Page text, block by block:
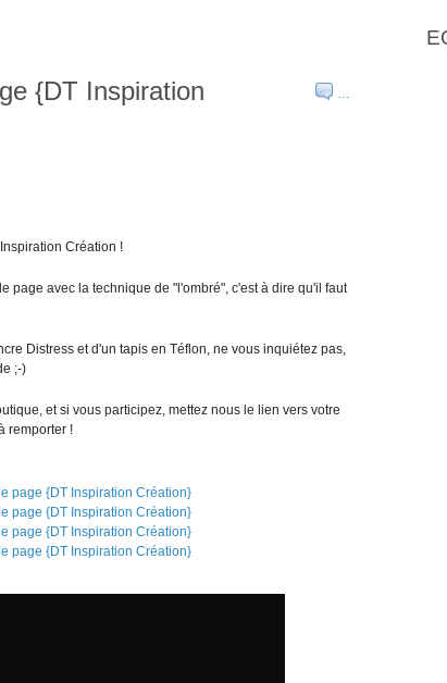
…
{DT Inspiration
Création !
page avec la technique de "l'ombré", c'est à dire qu'il faut
Distress et d'un tapis en Téflon, ne vous inquiétez pas,
;-)
et si vous participez, mettez nous le lien vers votre
remporter !